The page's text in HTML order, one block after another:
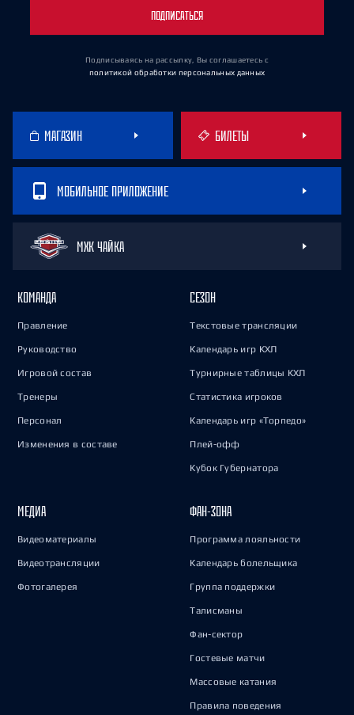
ПОДПИСАТЬСЯ
Подписываясь на рассылку, Вы соглашаетесь с
политикой обработки персональных данных
МАГАЗИН БИЛЕТЫ
МОБИЛЬНОЕ ПРИЛОЖЕНИЕ
МХК ЧАЙКА
КОМАНДА
Правление
Руководство
Игровой состав
Тренеры
Персонал
Изменения в составе
СЕЗОН
Текстовые трансляции
Календарь игр КХЛ
Турнирные таблицы КХЛ
Статистика игроков
Календарь игр «Торпедо»
Плей-офф
Кубок Губернатора
МЕДИА
Видеоматериалы
Видеотрансляции
Фотогалерея
ФАН-ЗОНА
Программа лояльности
Календарь болельщика
Группа поддержки
Талисманы
Фан-сектор
Гостевые матчи
Массовые катания
Правила поведения